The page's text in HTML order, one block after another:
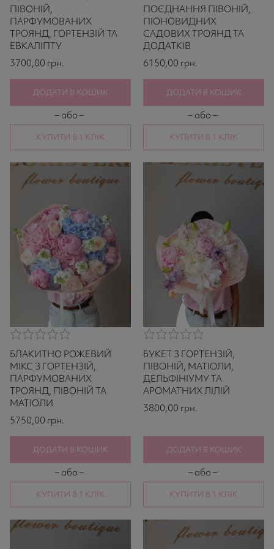
on
521
ratings
ПІВОНІЙ,
ПАРФУМОВАНИХ
ТРОЯНД, ГОРТЕНЗІЙ ТА
ЕВКАЛІПТУ
3700,00 грн.
– або –
КУПИТИ В 1 КЛІК
ДОДАТИ В КОШИК
on
521
ratings
ПОЄДНАННЯ ПІВОНІЙ,
ПІОНОВИДНИХ
САДОВИХ ТРОЯНД ТА
ДОДАТКІВ
6150,00 грн.
– або –
КУПИТИ В 1 КЛІК
ДОДАТИ В КОШИК
0,0
rating
based
on
521
ratings
БЛАКИТНО РОЖЕВИЙ
МІКС З ГОРТЕНЗІЙ,
ПАРФУМОВАНИХ
ТРОЯНД, ПІВОНІЙ ТА
МАТІОЛИ
5750,00 грн.
– або –
КУПИТИ В 1 КЛІК
ДОДАТИ В КОШИК
0,0
rating
based
on
521
ratings
БУКЕТ З ГОРТЕНЗІЙ,
ПІВОНІЙ, МАТІОЛИ,
ДЕЛЬФІНІУМУ ТА
АРОМАТНИХ ЛІЛІЙ
3800,00 грн.
– або –
КУПИТИ В 1 КЛІК
ДОДАТИ В КОШИК